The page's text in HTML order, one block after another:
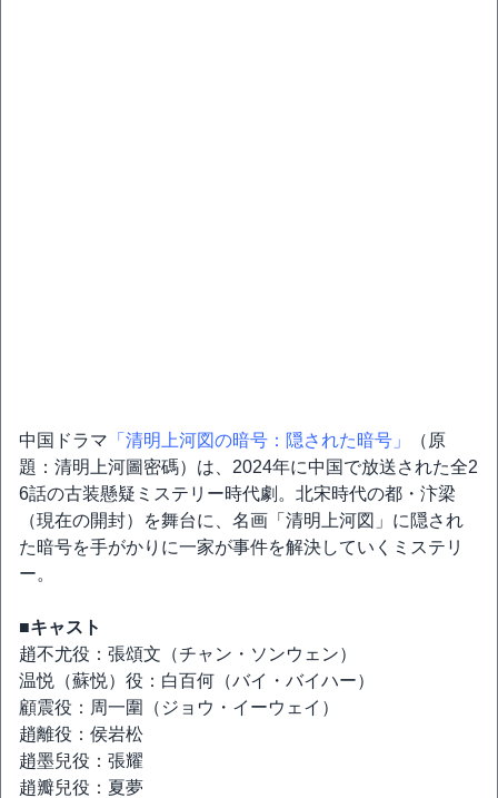
中国ドラマ 「清明上河図の暗号：隠された暗号」
（原
題：清明上河圖密碼）は、2024年に中国で放送された全2
6話の古装懸疑ミステリー時代劇。北宋時代の都・汴梁
（現在の開封）を舞台に、名画「清明上河図」に隠され
た暗号を手がかりに一家が事件を解決していくミステリ
ー。
■キャスト
趙不尤役：張頌文（チャン・ソンウェン）
温悦（蘇悦）役：白百何（バイ・バイハー）
顧震役：周一圍（ジョウ・イーウェイ）
趙離役：侯岩松
趙墨兒役：張耀
趙瓣兒役：夏夢